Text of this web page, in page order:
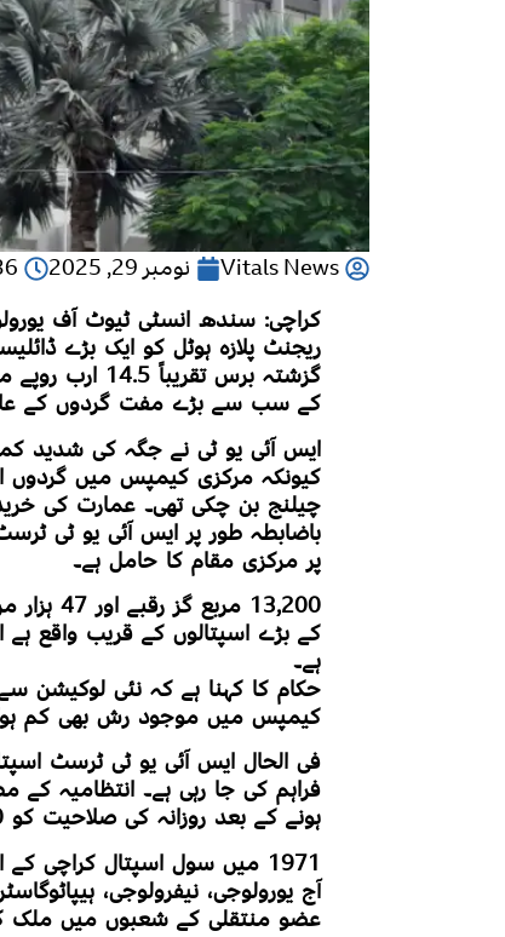
Vitals News نومبر 29, 2025
کراچی: سندھ انسٹی ٹیوٹ آف
ریجنٹ پلازہ ہوٹل کو ایک بڑے
گزشتہ برس
کے سب سے بڑے مفت گردوں کے
کیونکہ مرکزی کیمپس میں گردوں
چیلنج بن چکی تھی۔ عمارت کی
باضابطہ طور پر ایس آئی یو ٹی
پر مرکزی مقام کا حامل ہے۔
13,200
کے بڑے اسپتالوں کے قریب واقع
ہے۔
حکام کا کہنا ہے کہ نئی لوکیشن
کیمپس میں موجود رش بھی کم
فراہم کی جا رہی ہے۔ انتظامیہ کے
ہونے کے بعد روزانہ کی صلاحیت کو 200 سیشنز تک بڑھایا جائے گا۔
1971 میں سول اسپتال کراچی
آج یورولوجی، نیفرولوجی،
عضو منتقلی کے شعبوں میں ملک کا